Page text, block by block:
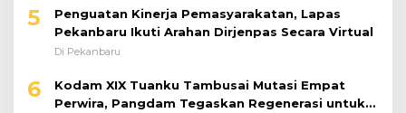
5
Penguatan Kinerja Pemasyarakatan, Lapas
Pekanbaru Ikuti Arahan Dirjenpas Secara Virtual
Di Pekanbaru
6
Kodam XIX Tuanku Tambusai Mutasi Empat
Perwira, Pangdam Tegaskan Regenerasi untuk